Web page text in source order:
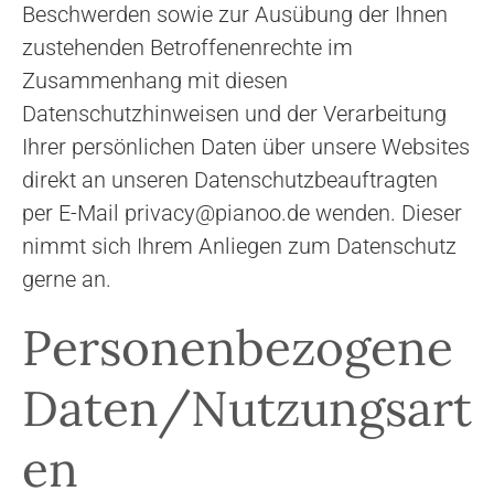
Beschwerden sowie zur Ausübung der Ihnen
zustehenden Betroffenenrechte im
Zusammenhang mit diesen
Datenschutzhinweisen und der Verarbeitung
Ihrer persönlichen Daten über unsere Websites
direkt an unseren Datenschutzbeauftragten
per E-Mail privacy@pianoo.de wenden. Dieser
nimmt sich Ihrem Anliegen zum Datenschutz
gerne an.
Personenbezogene
Daten/Nutzungsart
en